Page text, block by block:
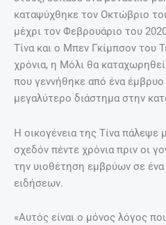
καταψύχθηκε τον Οκτώβριο
μέχρι τον Φεβρουάριο του
Τίνα και ο Μπεν Γκίμπσον του
χρόνια, η Μόλι θα
που γεννήθηκε από ένα έμβρυο
μεγαλύτερο διάστημα στην
Η οικογένεια της Τίνα πάλεψε
σχεδόν πέντε χρόνια πριν οι
την υιοθέτηση εμβρύων σε
ειδήσεων.
«Αυτός είναι ο μόνος λόγος